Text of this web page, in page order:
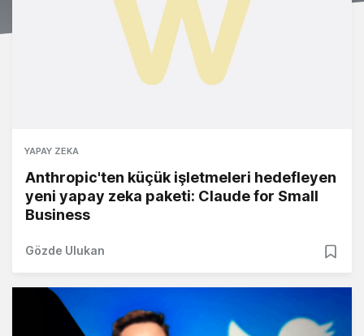
YAPAY ZEKA
Anthropic'ten küçük işletmeleri hedefleyen
yeni yapay zeka paketi: Claude for Small
Business
Gözde Ulukan